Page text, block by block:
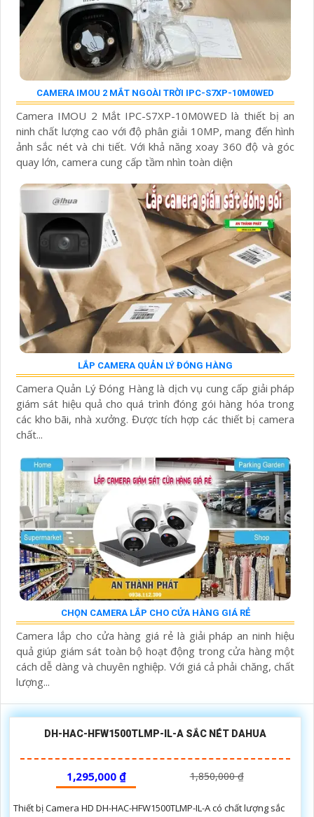
CAMERA IMOU 2 MẮT NGOÀI TRỜI IPC-S7XP-10M0WED
Camera IMOU 2 Mắt IPC-S7XP-10M0WED là thiết bị an
ninh chất lượng cao với độ phân giải 10MP, mang đến hình
ảnh sắc nét và chi tiết. Với khả năng xoay 360 độ và góc
quay lớn, camera cung cấp tầm nhìn toàn diện
LẮP CAMERA QUẢN LÝ ĐÓNG HÀNG
Camera Quản Lý Đóng Hàng là dịch vụ cung cấp giải pháp
giám sát hiệu quả cho quá trình đóng gói hàng hóa trong
các kho bãi, nhà xưởng. Được tích hợp các thiết bị camera
chất...
CHỌN CAMERA LẮP CHO CỬA HÀNG GIÁ RẺ
Camera lắp cho cửa hàng giá rẻ là giải pháp an ninh hiệu
quả giúp giám sát toàn bộ hoạt động trong cửa hàng một
cách dễ dàng và chuyên nghiệp. Với giá cả phải chăng, chất
lượng...
DH-HAC-HFW1500TLMP-IL-A SẮC NÉT DAHUA
1,295,000 ₫ 1,850,000 ₫
Thiết bị Camera HD DH-HAC-HFW1500TLMP-IL-A có chất lượng sắc